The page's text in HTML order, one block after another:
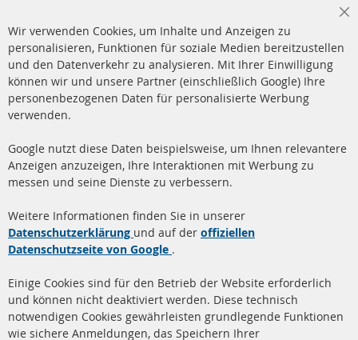
+49 (0) 4533 799 00 0
Mo-Do: 09-17 Uhr, Fr 09-16 Uhr
info@contra-automotive.de
facebook
instagram
Quick Links
Dieselpartikelfilter (DPF)
Dieselpartikelfilter
Katalysator (KAT)
Sensoren
Kundenservice
Über uns
Versandkosten
Kontakt
Vertrag widerrufen
Wir verwenden Cookies, um Inhalte und Anzeigen zu
personalisieren, Funktionen für soziale Medien bereitzustellen
und den Datenverkehr zu analysieren. Mit Ihrer Einwilligung
können wir und unsere Partner (einschließlich Google) Ihre
personenbezogenen Daten für personalisierte Werbung
verwenden.
Google nutzt diese Daten beispielsweise, um Ihnen relevantere
Anzeigen anzuzeigen, Ihre Interaktionen mit Werbung zu
messen und seine Dienste zu verbessern.
Weitere Informationen finden Sie in unserer
Datenschutzerklärung und auf der offiziellen
Datenschutzseite von Google .
Einige Cookies sind für den Betrieb der Website erforderlich
und können nicht deaktiviert werden. Diese technisch
notwendigen Cookies gewährleisten grundlegende Funktionen
wie sichere Anmeldungen, das Speichern Ihrer